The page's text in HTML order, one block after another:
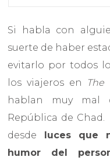
Si habla con
suerte de haber
evitarlo por todos
los viajeros en The
hablan muy mal
República de Chad.
desde
luces que
humor del